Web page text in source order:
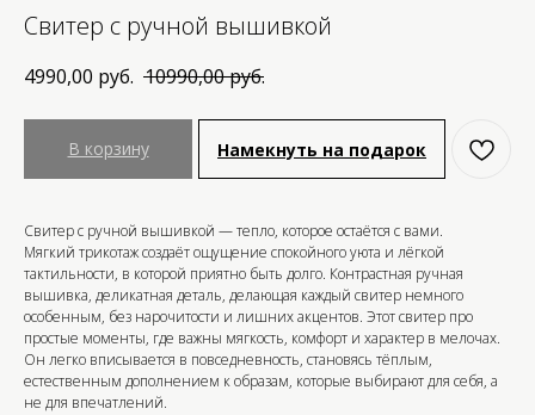
Свитер с ручной вышивкой
4990,00 руб. 10990,00руб.
В корзину Намекнуть на подарок
Свитер с ручной вышивкой — тепло, которое остаётся с вами.
Мягкий трикотаж создаёт ощущение спокойного уюта и лёгкой
тактильности, в которой приятно быть долго. Контрастная ручная
вышивка, деликатная деталь, делающая каждый свитер немного
особенным, без нарочитости и лишних акцентов. Этот свитер про
простые моменты, где важны мягкость, комфорт и характер в мелочах.
Он легко вписывается в повседневность, становясь тёплым,
естественным дополнением к образам, которые выбирают для себя, а
не для впечатлений.